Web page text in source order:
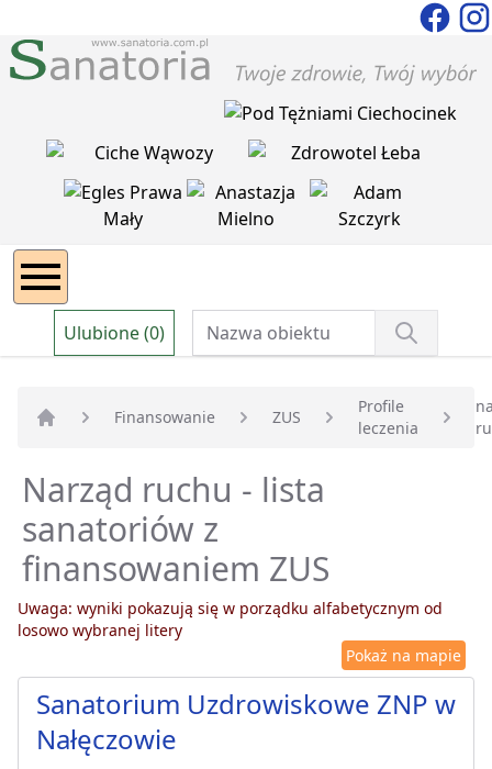
Ulubione (0)
Finansowanie ZUS
Profile
leczenia
Narząd ruchu - lista
sanatoriów z
finansowaniem ZUS
Uwaga: wyniki pokazują się w porządku alfabetycznym od
losowo wybranej litery
Pokaż na mapie
Sanatorium Uzdrowiskowe ZNP w
Nałęczowie